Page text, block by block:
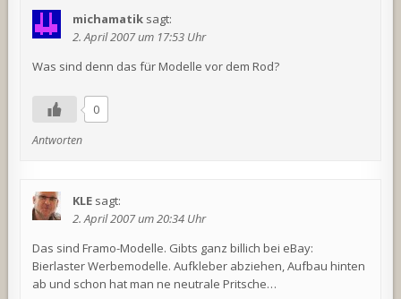
michamatik sagt:
2. April 2007 um 17:53 Uhr
Was sind denn das für Modelle vor dem Rod?
0
Antworten
KLE sagt:
2. April 2007 um 20:34 Uhr
Das sind Framo-Modelle. Gibts ganz billich bei eBay:
Bierlaster Werbemodelle. Aufkleber abziehen, Aufbau hinten
ab und schon hat man ne neutrale Pritsche…